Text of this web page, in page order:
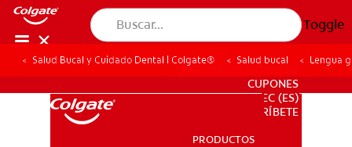
Toggle
PARA PROFESIONALES
CUPONES
EC (ES)
SUSCRÍBETE
PRODUCTOS
Salud Bucal y Cuidado Dental | Colgate® Salud bucal Lengua